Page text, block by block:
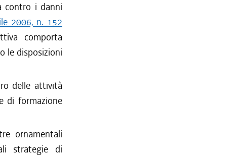
contro i danni
2006, n. 152
comporta
le disposizioni
delle attività
di formazione
ornamentali
strategie di